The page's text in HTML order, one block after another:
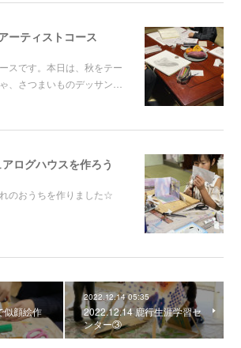
ーティストコース
スです。本日は、秋をテー
、さつまいものデッサン…
ログハウスを作ろう
のおうちを作りました☆
似顔絵作
2022.12.14 05:35
2022.12.14 鹿行生涯学習セ
ンター③